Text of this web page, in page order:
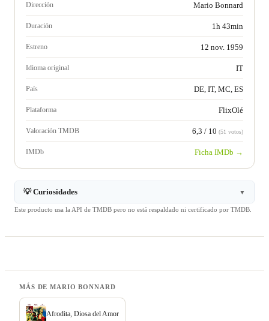
Dirección Mario Bonnard
Duración 1h 43min
Estreno 12 nov. 1959
Idioma original IT
País DE, IT, MC, ES
Plataforma FlixOlé
Valoración TMDB 6,3 / 10 (51 votos)
IMDb Ficha IMDb →
💡 Curiosidades ▼
Este producto usa la API de TMDB pero no está respaldado ni certificado por TMDB.
MÁS DE MARIO BONNARD
Afrodita, Diosa del Amor